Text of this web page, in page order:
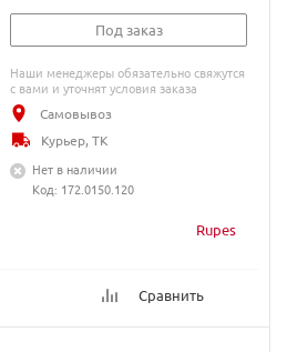
Rupes
Сравнить
Под заказ
Наши менеджеры обязательно свяжутся
с вами и уточнят условия заказа
Самовывоз
Курьер, ТК
Нет в наличии
Код: 172.0150.120